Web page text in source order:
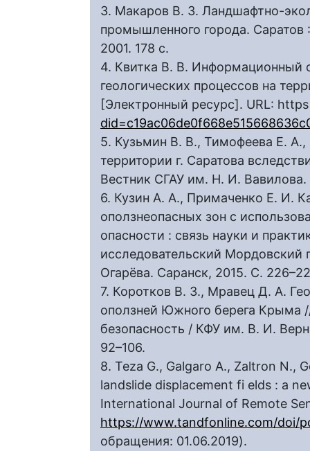
3. Макаров В. З. Ландшафтно-
промышленного города. Саратов
2001. 178 с.
4. Квитка В. В. Информационный
геологических процессов на
[Электронный ресурс]. URL:
5. Кузьмин В. В., Тимофеева Е.
территории г. Саратова
Вестник СГАУ им. Н. И.
6. Кузин А. А., Примаченко Е. И.
оползнеопасных зон с
опасности : связь науки и
исследовательский Мордовский
Огарёва. Саранск, 2015. С.
7. Коротков В. З., Мравец Д. А.
оползней Южного берега Крыма
безопасность / КФУ им. В. И.
92–106.
8. Teza G., Galgaro A., Zaltron N.,
landslide displacement fi elds : a
International Journal of Remote
https://www.tandfonline.com/doi/
обращения: 01.06.2019).